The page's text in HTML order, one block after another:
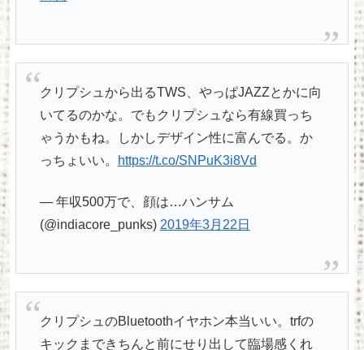
クリプシュから出るTWS、やっぱJAZZとかに向
いてるのかな。でもクリプシュなら有線買っち
ゃうかもね。しかしデザイン性に富んでる。か
っちょいい。
https://t.co/SNPuK3i8Vd
— 年収500万で、顔は…ハンサム
(@indiacore_punks) 2019年3月22日
クリプシュのBluetoothイヤホン本当いい。trfの
キックまできちんと前にせり出して臨場感くれ